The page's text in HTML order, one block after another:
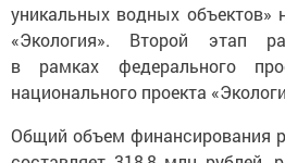
уникальных водных объектов»
«Экология». Второй этап
в рамках федерального
национального проекта
Общий объем финансирования